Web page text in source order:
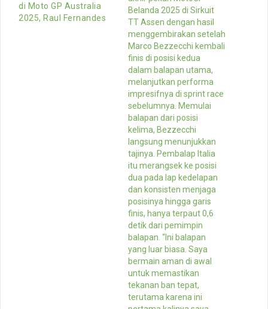
di Moto GP Australia
2025, Raul Fernandes